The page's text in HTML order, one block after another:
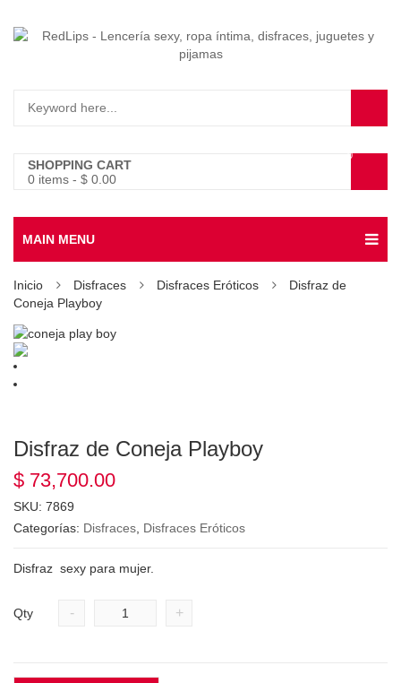
SHOPPING CART
0 items - $ 0.00
0
MAIN MENU
Inicio Disfraces Disfraces Eróticos
Disfraz de
Coneja Playboy
Disfraz de Coneja Playboy
$ 73,700.00
SKU: 7869
Categorías: Disfraces Disfraces Eróticos
Disfraz sexy para mujer.
Qty - +